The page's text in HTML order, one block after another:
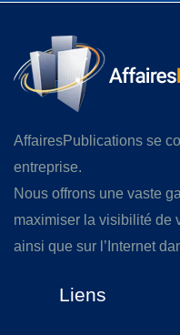
AffairesPublications se
entreprise.
Nous offrons une vaste
maximiser la visibilité de
ainsi que sur l’Internet
Liens